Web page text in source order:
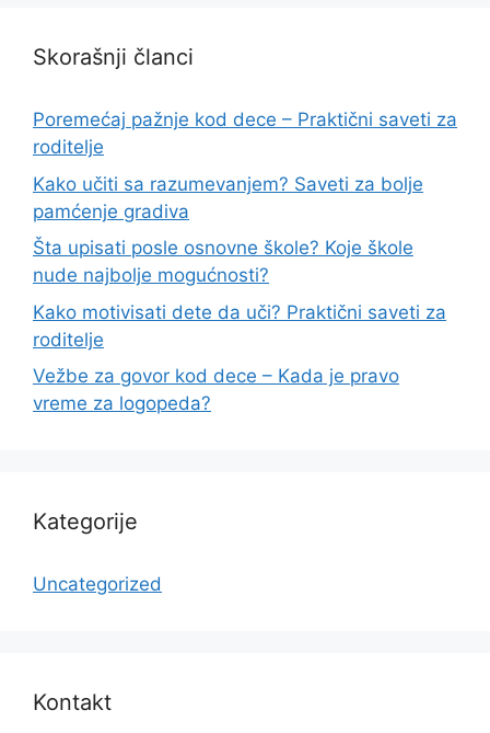
Skorašnji članci
Poremećaj pažnje kod dece – Praktični saveti za
roditelje
Kako učiti sa razumevanjem? Saveti za bolje
pamćenje gradiva
Šta upisati posle osnovne škole? Koje škole
nude najbolje mogućnosti?
Kako motivisati dete da uči? Praktični saveti za
roditelje
Vežbe za govor kod dece – Kada je pravo
vreme za logopeda?
Kategorije
Uncategorized
Kontakt